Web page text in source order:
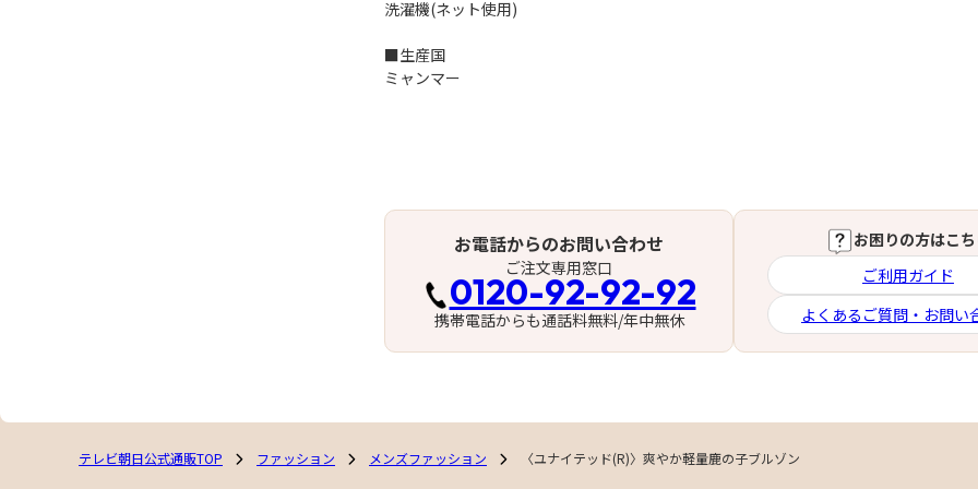
洗濯機(ネット使用)
■生産国
ミャンマー
お電話からのお問い合わせ
ご注文専用窓口
0120-92-92-92
携帯電話からも通話料無料/年中無休
お困りの方はこち
ご利用ガイド
よくあるご質問・お問い
テレビ朝日公式通販TOP ファッション メンズファッション 〈ユナイテッド(R)〉爽やか軽量鹿の子ブルゾン